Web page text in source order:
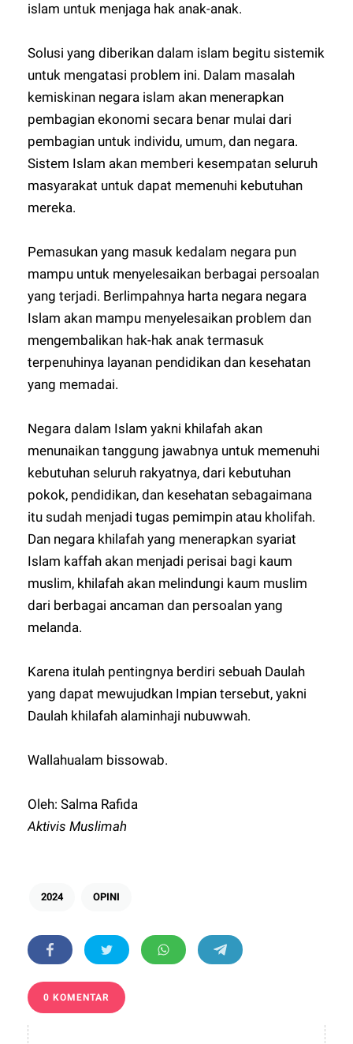
islam untuk menjaga hak anak-anak.
Solusi yang diberikan dalam islam begitu sistemik
untuk mengatasi problem ini. Dalam masalah
kemiskinan negara islam akan menerapkan
pembagian ekonomi secara benar mulai dari
pembagian untuk individu, umum, dan negara.
Sistem Islam akan memberi kesempatan seluruh
masyarakat untuk dapat memenuhi kebutuhan
mereka.
Pemasukan yang masuk kedalam negara pun
mampu untuk menyelesaikan berbagai persoalan
yang terjadi. Berlimpahnya harta negara negara
Islam akan mampu menyelesaikan problem dan
mengembalikan hak-hak anak termasuk
terpenuhinya layanan pendidikan dan kesehatan
yang memadai.
Negara dalam Islam yakni khilafah akan
menunaikan tanggung jawabnya untuk memenuhi
kebutuhan seluruh rakyatnya, dari kebutuhan
pokok, pendidikan, dan kesehatan sebagaimana
itu sudah menjadi tugas pemimpin atau kholifah.
Dan negara khilafah yang menerapkan syariat
Islam kaffah akan menjadi perisai bagi kaum
muslim, khilafah akan melindungi kaum muslim
dari berbagai ancaman dan persoalan yang
melanda.
Karena itulah pentingnya berdiri sebuah Daulah
yang dapat mewujudkan Impian tersebut, yakni
Daulah khilafah alaminhaji nubuwwah.
Wallahualam bissowab.
Oleh: Salma Rafida
Aktivis Muslimah
2024 OPINI
0 KOMENTAR